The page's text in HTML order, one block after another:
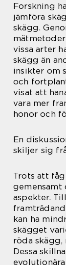
Forskning
jämföra
skägg.
vissa arter
skägg än
insikter om
och
visat att
vara mer
honor och
En
skiljer sig
Trots att
gemensamt
aspekter.
kan ha
skägget
röda skägg,
Dessa